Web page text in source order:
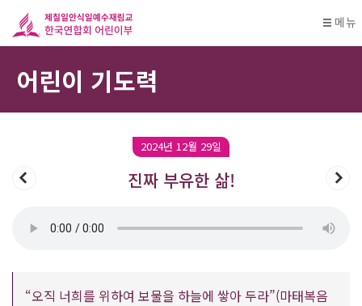
메뉴
어린이 기도력
2024년 12월 29일
진짜 부유한 삶!
“오직 너희를 위하여 보물을 하늘에 쌓아 두라”(마태복음